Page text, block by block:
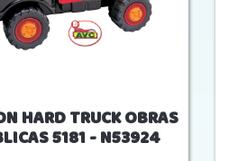
HARD TRUCK OBRAS
5181 - N53924